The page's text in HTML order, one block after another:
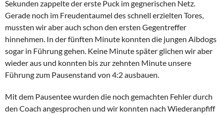
Sekunden zappelte der erste Puck im gegnerischen Netz.
Gerade noch im Freudentaumel des schnell erzielten Tores,
mussten wir aber auch schon den ersten Gegentreffer
hinnehmen. In der fünften Minute konnten die jungen Aibdogs
sogar in Führung gehen. Keine Minute später glichen wir aber
wieder aus und konnten bis zur zehnten Minute unsere
Führung zum Pausenstand von 4:2 ausbauen.
Mit dem Pausentee wurden die noch gemachten Fehler durch
den Coach angesprochen und wir konnten nach Wiederanpfiff